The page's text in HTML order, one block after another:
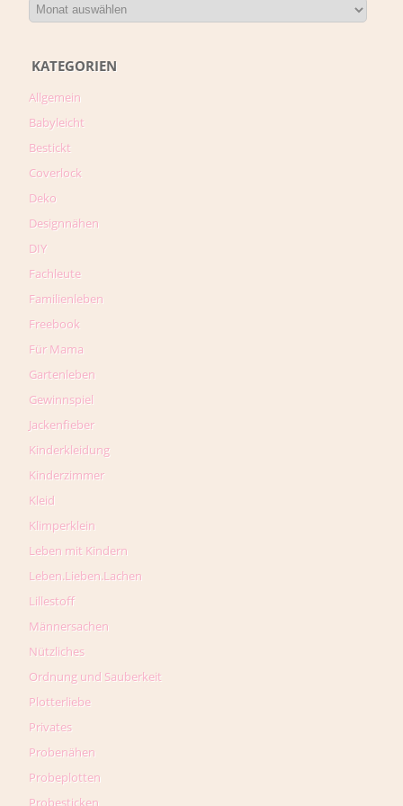
KATEGORIEN
Allgemein
Babyleicht
Bestickt
Coverlock
Deko
Designnähen
DIY
Fachleute
Familienleben
Freebook
Für Mama
Gartenleben
Gewinnspiel
Jackenfieber
Kinderkleidung
Kinderzimmer
Kleid
Klimperklein
Leben mit Kindern
Leben.Lieben.Lachen
Lillestoff
Männersachen
Nützliches
Ordnung und Sauberkeit
Plotterliebe
Privates
Probenähen
Probeplotten
Probesticken